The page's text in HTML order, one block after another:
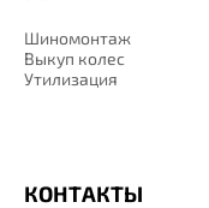
Шиномонтаж
Выкуп колес
Утилизация
КОНТАКТЫ